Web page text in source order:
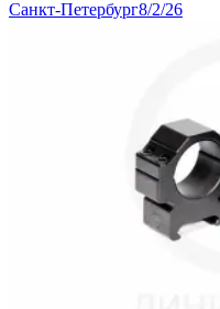
Санкт-Петербург8/2/26